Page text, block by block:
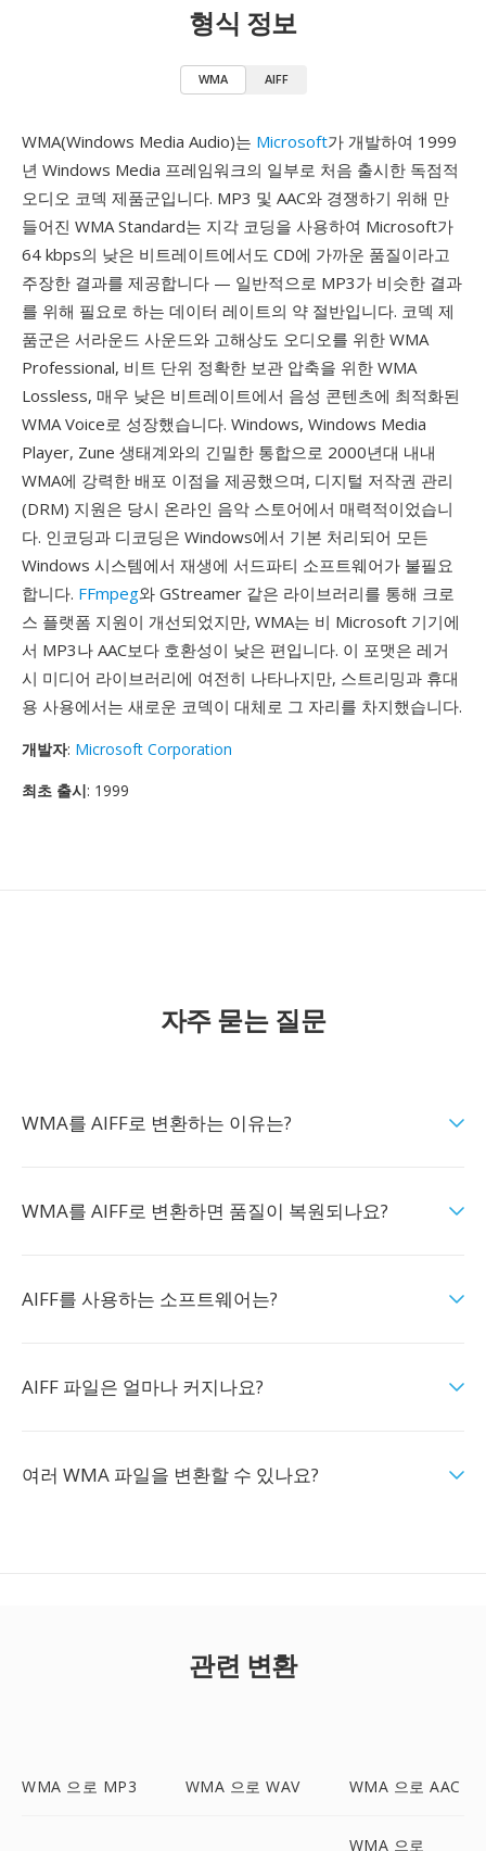
형식 정보
WMA AIFF
WMA(Windows Media Audio)는 Microsoft가 개발하여 1999
년 Windows Media 프레임워크의 일부로 처음 출시한 독점적
오디오 코덱 제품군입니다. MP3 및 AAC와 경쟁하기 위해 만
들어진 WMA Standard는 지각 코딩을 사용하여 Microsoft가
64 kbps의 낮은 비트레이트에서도 CD에 가까운 품질이라고
주장한 결과를 제공합니다 — 일반적으로 MP3가 비슷한 결과
를 위해 필요로 하는 데이터 레이트의 약 절반입니다. 코덱 제
품군은 서라운드 사운드와 고해상도 오디오를 위한 WMA
Professional, 비트 단위 정확한 보관 압축을 위한 WMA
Lossless, 매우 낮은 비트레이트에서 음성 콘텐츠에 최적화된
WMA Voice로 성장했습니다. Windows, Windows Media
Player, Zune 생태계와의 긴밀한 통합으로 2000년대 내내
WMA에 강력한 배포 이점을 제공했으며, 디지털 저작권 관리
(DRM) 지원은 당시 온라인 음악 스토어에서 매력적이었습니
다. 인코딩과 디코딩은 Windows에서 기본 처리되어 모든
Windows 시스템에서 재생에 서드파티 소프트웨어가 불필요
합니다. FFmpeg와 GStreamer 같은 라이브러리를 통해 크로
스 플랫폼 지원이 개선되었지만, WMA는 비 Microsoft 기기에
서 MP3나 AAC보다 호환성이 낮은 편입니다. 이 포맷은 레거
시 미디어 라이브러리에 여전히 나타나지만, 스트리밍과 휴대
용 사용에서는 새로운 코덱이 대체로 그 자리를 차지했습니다.
개발자: Microsoft Corporation
최초 출시: 1999
자주 묻는 질문
WMA를 AIFF로 변환하는 이유는?
WMA를 AIFF로 변환하면 품질이 복원되나요?
AIFF를 사용하는 소프트웨어는?
AIFF 파일은 얼마나 커지나요?
여러 WMA 파일을 변환할 수 있나요?
관련 변환
WMA 으로 MP3 WMA 으로 WAV WMA 으로 AAC
WMA 으로